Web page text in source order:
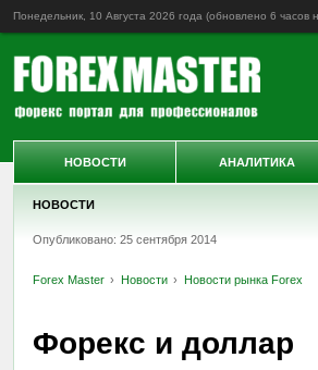
Понедельник, 10 Августа 2026 года (обновлено 6 часов
НОВОСТИ
Опубликовано: 25 сентября 2014
Forex Master Новости Новости рынка Forex
Форекс и доллар
НОВОСТИ АНАЛИТИКА